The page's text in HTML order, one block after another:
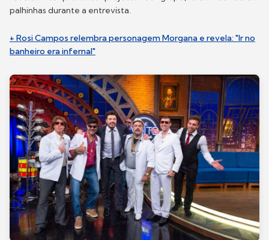
palhinhas durante a entrevista.
+ Rosi Campos relembra personagem Morgana e revela: "Ir no
banheiro era infernal"